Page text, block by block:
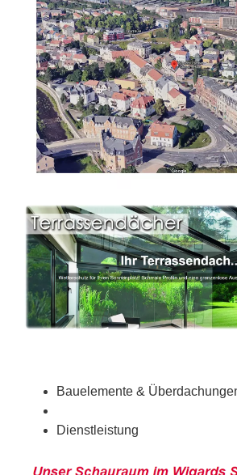
Bauelemente &
Dienstleistung